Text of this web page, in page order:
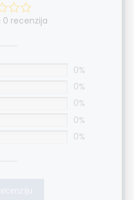
0 recenzija
0%
0%
0%
0%
0%